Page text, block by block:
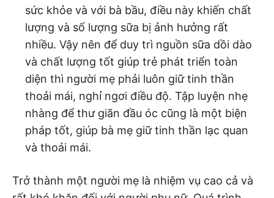
sức khỏe và với bà bầu, điều này khiến chất
lượng và số lượng sữa bị ảnh hưởng rất
nhiều. Vậy nên để duy trì nguồn sữa dồi dào
và chất lượng tốt giúp trẻ phát triển toàn
diện thì người mẹ phải luôn giữ tinh thần
thoải mái, nghỉ ngơi điều độ. Tập luyện nhẹ
nhàng để thư giãn đầu óc cũng là một biện
pháp tốt, giúp bà mẹ giữ tinh thần lạc quan
và thoải mái.
Trở thành một người mẹ là nhiệm vụ cao cả và